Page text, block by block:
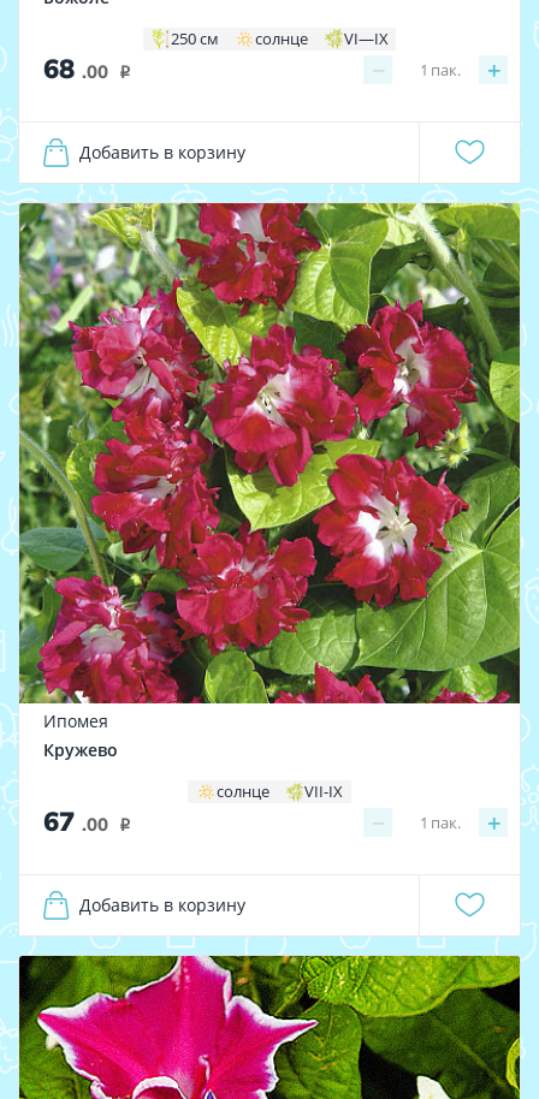
250 см солнце VI—IX
68 .00 i − +
1 пак.
Добавить в корзину
Ипомея
Кружево
солнце VII-IX
67 .00 i − +
1 пак.
Добавить в корзину